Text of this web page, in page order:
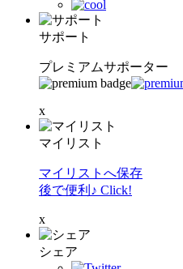
サポート
プレミアムサポーター
x
マイリスト
マイリストへ保存
後で便利♪ Click!
x
シェア